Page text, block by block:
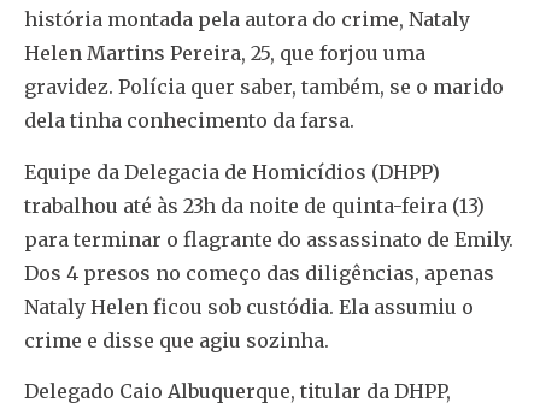
história montada pela autora do crime, Nataly
Helen Martins Pereira, 25, que forjou uma
gravidez. Polícia quer saber, também, se o marido
dela tinha conhecimento da farsa.
Equipe da Delegacia de Homicídios (DHPP)
trabalhou até às 23h da noite de quinta-feira (13)
para terminar o flagrante do assassinato de Emily.
Dos 4 presos no começo das diligências, apenas
Nataly Helen ficou sob custódia. Ela assumiu o
crime e disse que agiu sozinha.
Delegado Caio Albuquerque, titular da DHPP,